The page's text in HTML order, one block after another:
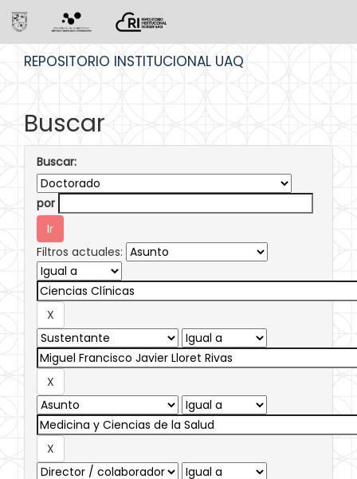
REPOSITORIO INSTITUCIONAL UAQ
Buscar
Buscar:
por
Filtros actuales: